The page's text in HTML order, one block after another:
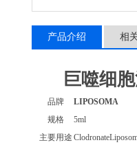
产品介绍 相
巨噬细
品牌
LIPOSOMA
规格
5ml
主要用途